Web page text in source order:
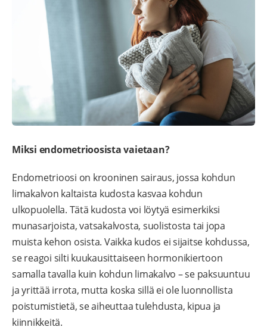
Miksi endometrioosista vaietaan?
Endometrioosi on krooninen sairaus, jossa kohdun
limakalvon kaltaista kudosta kasvaa kohdun
ulkopuolella. Tätä kudosta voi löytyä esimerkiksi
munasarjoista, vatsakalvosta, suolistosta tai jopa
muista kehon osista. Vaikka kudos ei sijaitse kohdussa,
se reagoi silti kuukausittaiseen hormonikiertoon
samalla tavalla kuin kohdun limakalvo – se paksuuntuu
ja yrittää irrota, mutta koska sillä ei ole luonnollista
poistumistietä, se aiheuttaa tulehdusta, kipua ja
kiinnikkeitä.